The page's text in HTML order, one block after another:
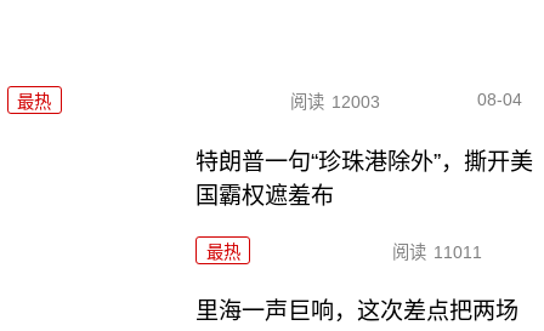
最热 阅读 12003 08-04
特朗普一句“珍珠港除外”，撕开美
国霸权遮羞布
最热 阅读 11011
里海一声巨响，这次差点把两场